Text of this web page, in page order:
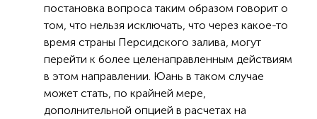
постановка вопроса таким образом говорит о
том, что нельзя исключать, что через какое-то
время страны Персидского залива, могут
перейти к более целенаправленным действиям
в этом направлении. Юань в таком случае
может стать, по крайней мере,
дополнительной опцией в расчетах на